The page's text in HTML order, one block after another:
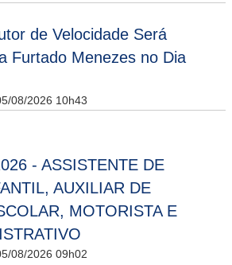
de Velocidade Será
Furtado Menezes no Dia
08/2026 10h43
- ASSISTENTE DE
AUXILIAR DE
MOTORISTA E
08/2026 09h02